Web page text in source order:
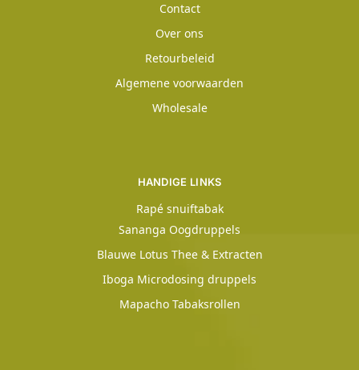
Contact
Over ons
Retourbeleid
Algemene voorwaarden
Wholesale
HANDIGE LINKS
Rapé snuiftabak
Sananga Oogdruppels
Blauwe Lotus Thee & Extracten
Iboga Microdosing druppels
Mapacho Tabaksrollen